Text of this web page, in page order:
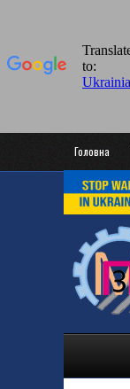
Головна